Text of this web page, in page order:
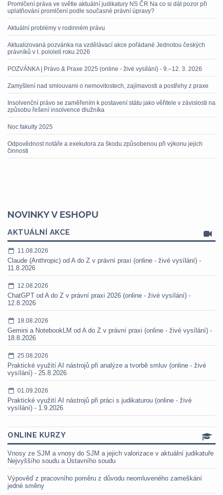
Promlčení práva ve světle aktuální judikatury NS ČR Na co si dát pozor při
uplatňování promlčení podle současné právní úpravy?
Aktuální problémy v rodinném právu
Aktualizovaná pozvánka na vzdělávací akce pořádané Jednotou českých
právníků v I. pololetí roku 2026
POZVÁNKA | Právo & Praxe 2025 (online - živé vysílání) - 9.–12. 3. 2026
Zamyšlení nad smlouvami o nemovitostech, zajímavosti a postřehy z praxe
Insolvenční právo se zaměřením k postavení státu jako věřitele v závislosti na
způsobu řešení insolvence dlužníka
Noc fakulty 2025
Odpovědnost notáře a exekutora za škodu způsobenou při výkonu jejich
činnosti
NOVINKY V ESHOPU
AKTUÁLNÍ AKCE
11.08.2026
Claude (Anthropic) od A do Z v právní praxi (online - živé vysílání) -
11.8.2026
12.08.2026
ChatGPT od A do Z v právní praxi 2026 (online - živé vysílání) -
12.8.2026
18.08.2026
Gemini a NotebookLM od A do Z v právní praxi (online - živé vysílání) -
18.8.2026
25.08.2026
Praktické využití AI nástrojů při analýze a tvorbě smluv (online - živé
vysílání) - 25.8.2026
01.09.2026
Praktické využití AI nástrojů při práci s judikaturou (online - živé
vysílání) - 1.9.2026
ONLINE KURZY
Vnosy ze SJM a vnosy do SJM a jejich valorizace v aktuální judikatuře
Nejvyššího soudu a Ústavního soudu
Výpověď z pracovního poměru z důvodu neomluveného zameškání
jedné směny